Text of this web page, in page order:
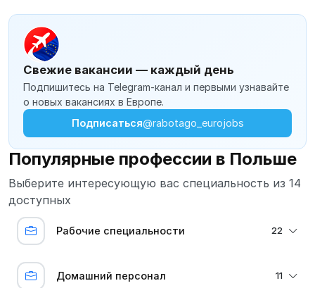
Свежие вакансии — каждый день
Подпишитесь на Telegram-канал и первыми узнавайте
о новых вакансиях в Европе.
Подписаться@rabotago_eurojobs
Популярные профессии в Польше
Выберите интересующую вас специальность из 14
доступных
Рабочие специальности 22
Домашний персонал 11